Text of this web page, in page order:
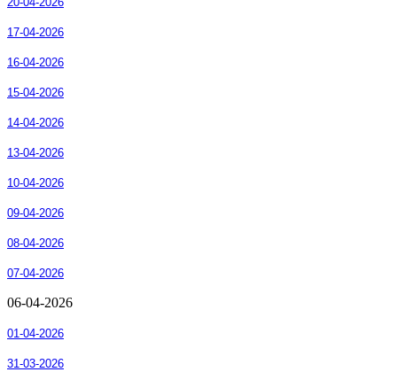
17-04-2026
16-04-2026
15-04-2026
14-04-2026
13-04-2026
10-04-2026
09-04-2026
08-04-2026
07-04-2026
06-04-2026
01-04-2026
31-03-2026